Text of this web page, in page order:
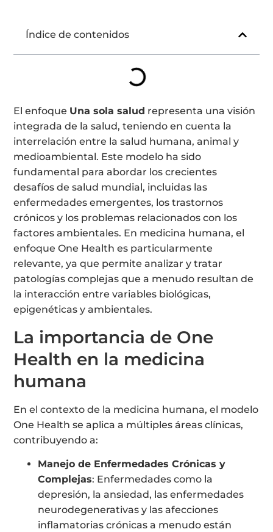
Índice de contenidos
El enfoque Una sola salud representa una visión
integrada de la salud, teniendo en cuenta la
interrelación entre la salud humana, animal y
medioambiental. Este modelo ha sido
fundamental para abordar los crecientes
desafíos de salud mundial, incluidas las
enfermedades emergentes, los trastornos
crónicos y los problemas relacionados con los
factores ambientales. En medicina humana, el
enfoque One Health es particularmente
relevante, ya que permite analizar y tratar
patologías complejas que a menudo resultan de
la interacción entre variables biológicas,
epigenéticas y ambientales.
La importancia de One
Health en la medicina
humana
En el contexto de la medicina humana, el modelo
One Health se aplica a múltiples áreas clínicas,
contribuyendo a:
Manejo de Enfermedades Crónicas y
Complejas: Enfermedades como la
depresión, la ansiedad, las enfermedades
neurodegenerativas y las afecciones
inflamatorias crónicas a menudo están